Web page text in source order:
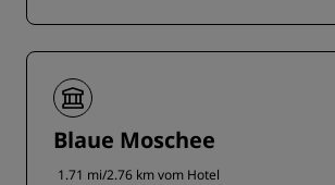
Blaue Moschee
1.71 mi/2.76 km vom Hotel